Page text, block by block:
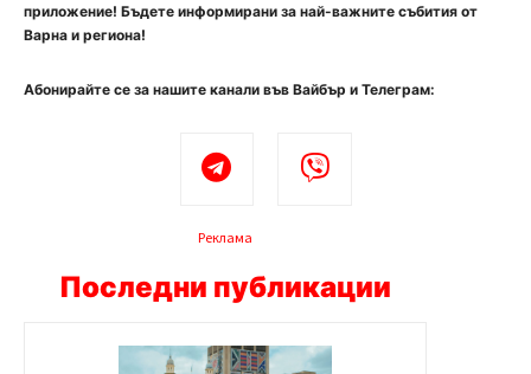
приложение! Бъдете информирани за най-важните събития от
Варна и региона!
Абонирайте се за нашите канали във Вайбър и Телеграм:
Реклама
Последни публикации